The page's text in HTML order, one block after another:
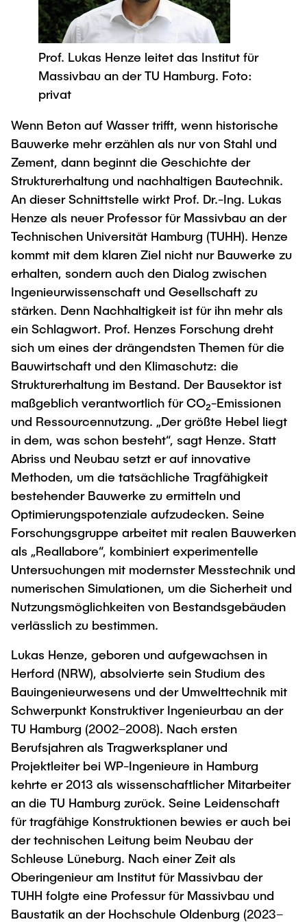
Newsroom
Pressemitteilungen
Flyer und Broschüren
Magazin spektrum
Veranstaltungen
Merchandise-Shop
Arbeiten an der TU Hamburg
Stellenausschreibungen
Berufsausbildung und Praktika
Berufungen
Neue Mitarbeitende
Intern
Beratung und Kontakt
Neu an der TUHH
Rund ums Studium
Studienorganisation
AI in Education
Für Absolventinnen und Absolventen
Alumni
Berufseinstieg - Career Center
Graduiertenakademie
Promotion und Habilitation
Wissenschaftliche Weiterbildung
Lehre und Lernen
Best Practices Lehre
Hochschuldidaktik - ZLL
LearnING Center
Lehre im europäischen Verbund (ECIU)
WorkINGLab / Makerspace
UNU HUB "Engineering to Face Climate
Change"
Forschungsförderung
Gute Wissenschaftliche Praxis
Future Lectures
Team
Neues aus der Forschung &
Transfer
Interdisziplinärer Workshop des FSP
„Biobasierte Prozesse und
Reaktortechnologien“
Studiengänge
Forschung und Institute
Technologie und Innovation in der Bildung
News
Studiengänge
Forschung und Institute
Management-Wissenschaften und Technologie
Studiengänge
Forschung und Institute
Maschinenbau
Studiengänge
Forschung und Institute
Studienbereich FIT
Institute im Überblick
Austauschstudium
Intercultural Hub
(Gast)Wissenschaftler*innen
Partnerships and Strategy
Partnerhochschulen Studierendenaustausch
Strategie
ECIU University
Contacts & International Team
Prof. Lukas Henze leitet das Institut für
Massivbau an der TU Hamburg. Foto:
privat
Wenn Beton auf Wasser trifft, wenn historische
Bauwerke mehr erzählen als nur von Stahl und
Zement, dann beginnt die Geschichte der
Strukturerhaltung und nachhaltigen Bautechnik.
An dieser Schnittstelle wirkt Prof. Dr.-Ing. Lukas
Henze als neuer Professor für Massivbau an der
Technischen Universität Hamburg (TUHH). Henze
kommt mit dem klaren Ziel nicht nur Bauwerke zu
erhalten, sondern auch den Dialog zwischen
Ingenieurwissenschaft und Gesellschaft zu
stärken. Denn Nachhaltigkeit ist für ihn mehr als
ein Schlagwort. Prof. Henzes Forschung dreht
sich um eines der drängendsten Themen für die
Bauwirtschaft und den Klimaschutz: die
Strukturerhaltung im Bestand. Der Bausektor ist
maßgeblich verantwortlich für CO₂-Emissionen
und Ressourcennutzung. „Der größte Hebel liegt
in dem, was schon besteht“, sagt Henze. Statt
Abriss und Neubau setzt er auf innovative
Methoden, um die tatsächliche Tragfähigkeit
bestehender Bauwerke zu ermitteln und
Optimierungspotenziale aufzudecken. Seine
Forschungsgruppe arbeitet mit realen Bauwerken
als „Reallabore“, kombiniert experimentelle
Untersuchungen mit modernster Messtechnik und
numerischen Simulationen, um die Sicherheit und
Nutzungsmöglichkeiten von Bestandsgebäuden
verlässlich zu bestimmen.
Lukas Henze, geboren und aufgewachsen in
Herford (NRW), absolvierte sein Studium des
Bauingenieurwesens und der Umwelttechnik mit
Schwerpunkt Konstruktiver Ingenieurbau an der
TU Hamburg (2002–2008). Nach ersten
Berufsjahren als Tragwerksplaner und
Projektleiter bei WP-Ingenieure in Hamburg
kehrte er 2013 als wissenschaftlicher Mitarbeiter
an die TU Hamburg zurück. Seine Leidenschaft
für tragfähige Konstruktionen bewies er auch bei
der technischen Leitung beim Neubau der
Schleuse Lüneburg. Nach einer Zeit als
Oberingenieur am Institut für Massivbau der
TUHH folgte eine Professur für Massivbau und
Baustatik an der Hochschule Oldenburg (2023–